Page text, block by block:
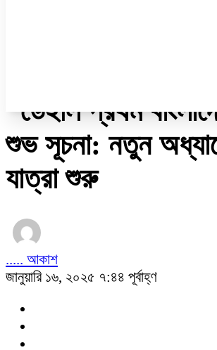
“ডেইলি প্রথম
শুভ সূচনা: নতুন
যাত্রা শুরু
..... আকাশ
জানুয়ারি ১৬, ২০২৫ ৭:৪৪ পূর্বাহ্ণ